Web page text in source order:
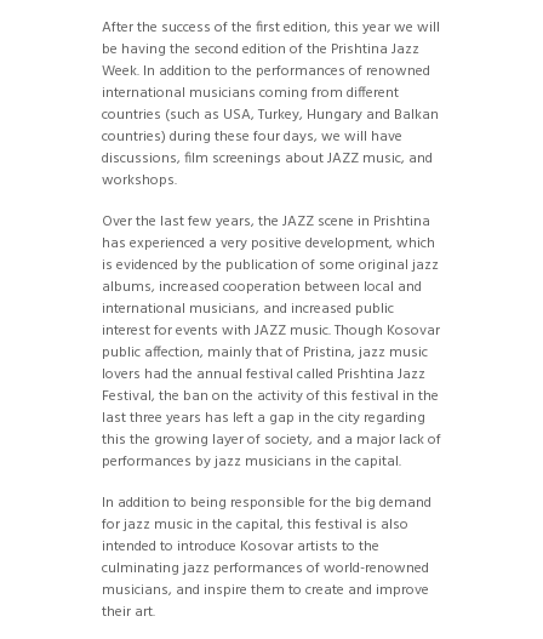
After the success of the first edition, this year we will
be having the second edition of the Prishtina Jazz
Week. In addition to the performances of renowned
international musicians coming from different
countries (such as USA, Turkey, Hungary and Balkan
countries) during these four days, we will have
discussions, film screenings about JAZZ music, and
workshops.
Over the last few years, the JAZZ scene in Prishtina
has experienced a very positive development, which
is evidenced by the publication of some original jazz
albums, increased cooperation between local and
international musicians, and increased public
interest for events with JAZZ music. Though Kosovar
public affection, mainly that of Pristina, jazz music
lovers had the annual festival called Prishtina Jazz
Festival, the ban on the activity of this festival in the
last three years has left a gap in the city regarding
this the growing layer of society, and a major lack of
performances by jazz musicians in the capital.
In addition to being responsible for the big demand
for jazz music in the capital, this festival is also
intended to introduce Kosovar artists to the
culminating jazz performances of world-renowned
musicians, and inspire them to create and improve
their art.